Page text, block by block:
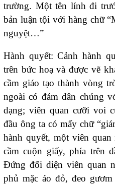
trường. Một tên lính đi
bản luận tội với hàng chữ
nguyệt…”
Hành quyết: Cảnh hành
trên bức hoạ và được vẽ
cầm giáo tạo thành vòng
ngoài có đám dân chúng
dạng; viên quan cưỡi voi
đầu ông ta có mấy chữ
hành quyết, một viên
cầm cuộn giấy, phía trên
Đứng đối diện viên quan
phủ mặc áo đỏ, đeo